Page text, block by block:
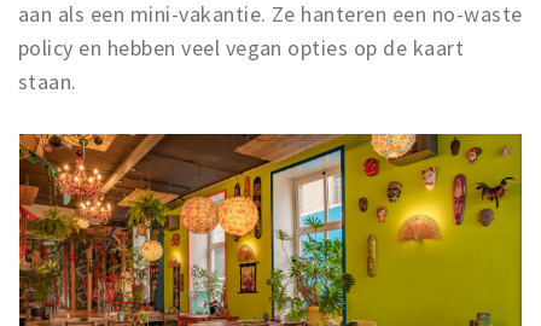
aan als een mini-vakantie. Ze hanteren een no-waste
policy en hebben veel vegan opties op de kaart
staan.